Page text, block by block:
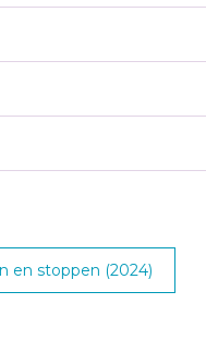
en stoppen (2024)